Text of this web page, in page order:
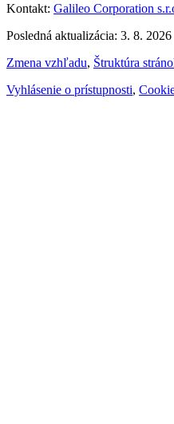
Kontakt: Galileo Corporation
Posledná aktualizácia: 3. 8. 2026
Zmena vzhľadu, Štruktúra
Vyhlásenie o prístupnosti,